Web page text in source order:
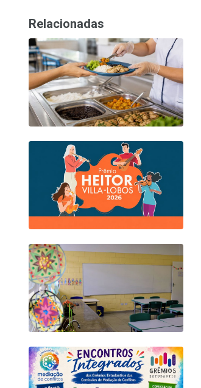
Relacionadas